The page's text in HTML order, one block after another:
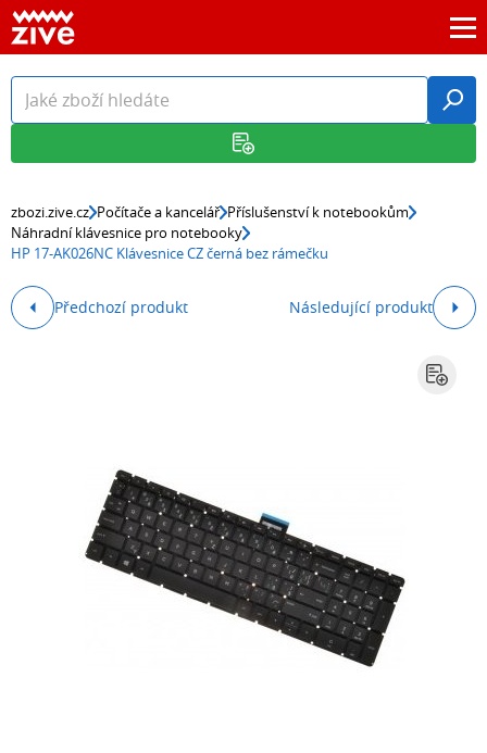
zbozi.zive.cz Počítače a kancelář Příslušenství k notebookům
Náhradní klávesnice pro notebooky
HP 17-AK026NC Klávesnice CZ černá bez rámečku
Předchozí produkt Následující produkt